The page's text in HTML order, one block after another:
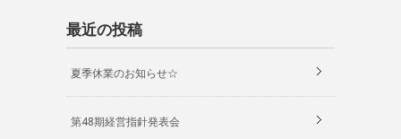
最近の投稿
夏季休業のお知らせ☆
第48期経営指針発表会